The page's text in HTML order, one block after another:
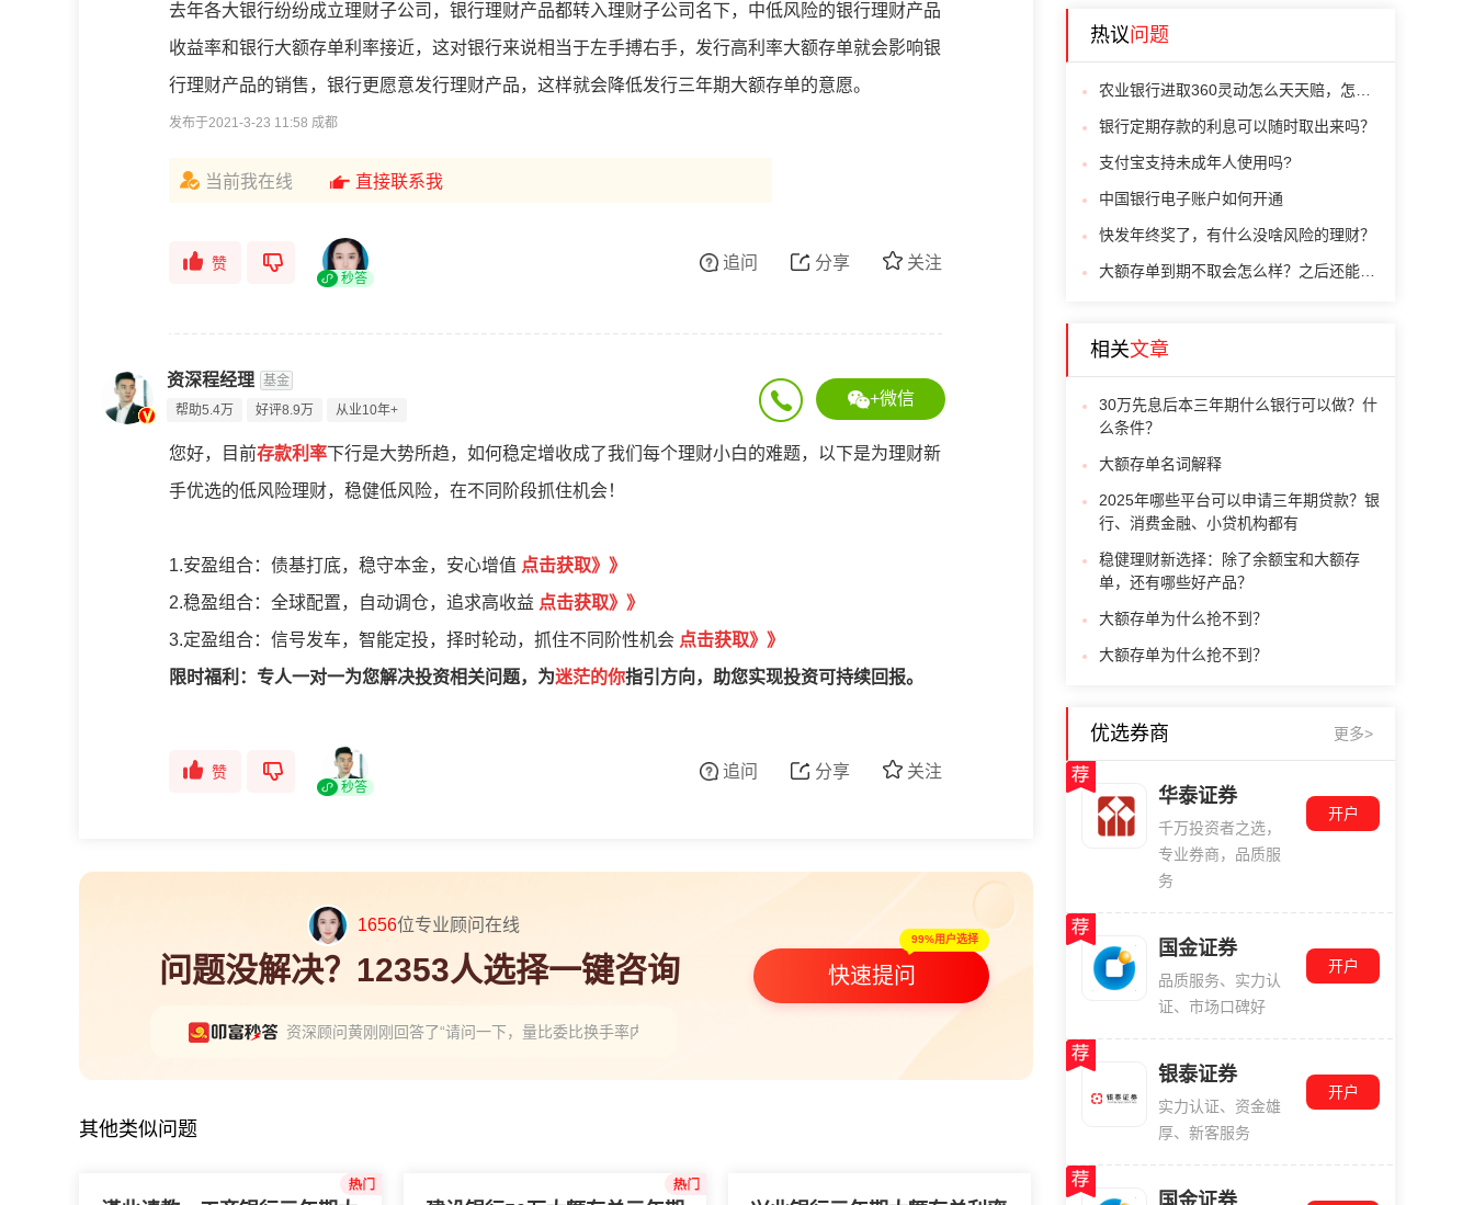
去年各大银行纷纷成立理财子公司，银行理财产品都转入理财子公司名下，中低风险的银行理财产品
收益率和银行大额存单利率接近，这对银行来说相当于左手搏右手，发行高利率大额存单就会影响银
行理财产品的销售，银行更愿意发行理财产品，这样就会降低发行三年期大额存单的意愿。
发布于2021-3-23 11:58 成都
当前我在线 直接联系我
赞
秒答
关注
分享
追问
+微信
资深程经理 基金
帮助5.4万
好评8.9万 从业10年+
您好，目前存款利率下行是大势所趋，如何稳定增收成了我们每个理财小白的难题，以下是为理财新
手优选的低风险理财，稳健低风险，在不同阶段抓住机会！
1.安盈组合：债基打底，稳守本金，安心增值 点击获取》 》
2.稳盈组合：全球配置，自动调仓，追求高收益 点击获取》》
3.定盈组合：信号发车，智能定投，择时轮动，抓住不同阶性机会 点击获取》》
限时福利：专人一对一为您解决投资相关问题，为迷茫的你指引方向，助您实现投资可持续回报。
赞
秒答
关注
分享
追问
1656位专业顾问在线
问题没解决？12353人选择一键咨询
资深顾问黄刚刚回答了“请问一下，量比委比换手率内盘外盘要怎么去看呢？”
99%用户选择
快速提问
其他类似问题
热议问题
银行定期存款的利息可以随时取出来吗？
支付宝支持未成年人使用吗?
中国银行电子账户如何开通
快发年终奖了，有什么没啥风险的理财？
相关文章
30万先息后本三年期什么银行可以做？什
么条件？
大额存单名词解释
2025年哪些平台可以申请三年期贷款？银
行、消费金融、小贷机构都有
稳健理财新选择：除了余额宝和大额存
单，还有哪些好产品？
大额存单为什么抢不到？
大额存单为什么抢不到？
优选券商 更多>
华泰证券
千万投资者之选，
专业券商，品质服
务
开户
国金证券
品质服务、实力认
证、市场口碑好
开户
银泰证券
实力认证、资金雄
厚、新客服务
开户
国金证券